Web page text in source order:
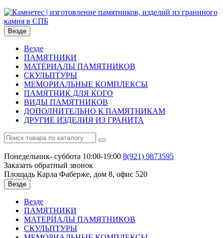
Везде
Везде
ПАМЯТНИКИ
МАТЕРИАЛЫ ПАМЯТНИКОВ
СКУЛЬПТУРЫ
МЕМОРИАЛЬНЫЕ КОМПЛЕКСЫ
ПАМЯТНИК ДЛЯ КОГО
ВИДЫ ПАМЯТНИКОВ
ДОПОЛНИТЕЛЬНО К ПАМЯТНИКАМ
ДРУГИЕ ИЗДЕЛИЯ ИЗ ГРАНИТА
Понедельник- суббота 10:00-19:00 8(921) 9873595
Заказать обратный звонок
Площадь Карла Фаберже, дом 8, офис 520
Везде
Везде
ПАМЯТНИКИ
МАТЕРИАЛЫ ПАМЯТНИКОВ
СКУЛЬПТУРЫ